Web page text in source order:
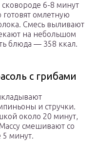
6-8 минут
омлетную
Смесь выливают
на небольшом
блюда — 358 ккал.
с грибами
и стручки.
около 20 минут,
смешивают со
минут.